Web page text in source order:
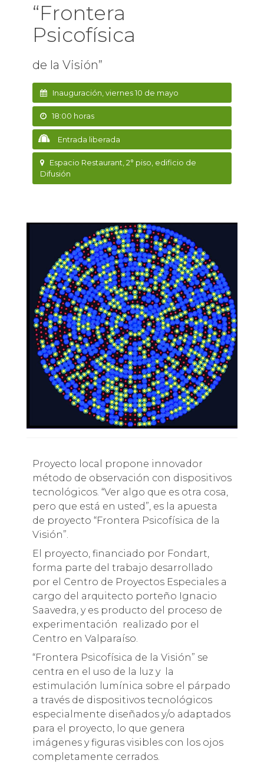
“Frontera
Psicofísica
de la Visión”
Inauguración, viernes 10 de mayo
18:00 horas
Entrada liberada
Espacio Restaurant, 2° piso, edificio de
Difusión
Proyecto local propone innovador
método de observación con dispositivos
tecnológicos. “Ver algo que es otra cosa,
pero que está en usted”, es la apuesta
de proyecto “Frontera Psicofísica de la
Visión”.
El proyecto, financiado por Fondart,
forma parte del trabajo desarrollado
por el Centro de Proyectos Especiales a
cargo del arquitecto porteño Ignacio
Saavedra, y es producto del proceso de
experimentación realizado por el
Centro en Valparaíso.
“Frontera Psicofísica de la Visión” se
centra en el uso de la luz y la
estimulación lumínica sobre el párpado
a través de dispositivos tecnológicos
especialmente diseñados y/o adaptados
para el proyecto, lo que genera
imágenes y figuras visibles con los ojos
completamente cerrados.